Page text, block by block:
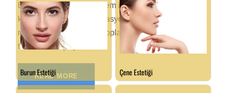
Bu yenilikçi yöntemler, hem iyileşme süresini
kısaltmakta hem de operasyon sonrası komplikasyon
riskini azaltmaktadır. Rinoplastinin radyofrekans
teknikleri ile […]
READ MORE